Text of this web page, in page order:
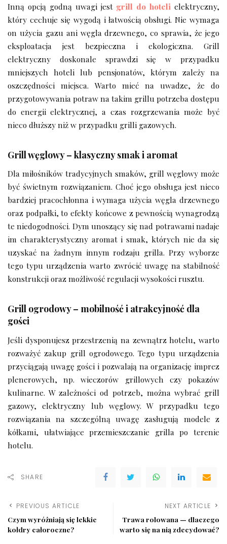
Inną opcją godną uwagi jest grill do hoteli elektryczny,
który cechuje się wygodą i łatwością obsługi. Nie wymaga
on użycia gazu ani węgla drzewnego, co sprawia, że jego
eksploatacja jest bezpieczna i ekologiczna. Grill
elektryczny doskonale sprawdzi się w przypadku
mniejszych hoteli lub pensjonatów, którym zależy na
oszczędności miejsca. Warto mieć na uwadze, że do
przygotowywania potraw na takim grillu potrzeba dostępu
do energii elektrycznej, a czas rozgrzewania może być
nieco dłuższy niż w przypadku grilli gazowych.
Grill węglowy – klasyczny smak i aromat
Dla miłośników tradycyjnych smaków, grill węglowy może
być świetnym rozwiązaniem. Choć jego obsługa jest nieco
bardziej pracochłonna i wymaga użycia węgla drzewnego
oraz podpałki, to efekty końcowe z pewnością wynagrodzą
te niedogodności. Dym unoszący się nad potrawami nadaje
im charakterystyczny aromat i smak, których nie da się
uzyskać na żadnym innym rodzaju grilla. Przy wyborze
tego typu urządzenia warto zwrócić uwagę na stabilność
konstrukcji oraz możliwość regulacji wysokości rusztu.
Grill ogrodowy – mobilność i atrakcyjność dla
gości
Jeśli dysponujesz przestrzenią na zewnątrz hotelu, warto
rozważyć zakup grill ogrodowego. Tego typu urządzenia
przyciągają uwagę gości i pozwalają na organizację imprez
plenerowych, np. wieczorów grillowych czy pokazów
kulinarne. W zależności od potrzeb, można wybrać grill
gazowy, elektryczny lub węglowy. W przypadku tego
rozwiązania na szczególną uwagę zasługują modele z
kółkami, ułatwiające przemieszczanie grilla po terenie
hotelu.
SHARE
PREVIOUS ARTICLE
Czym wyróżniają się lekkie
kołdry całoroczne?
NEXT ARTICLE
Trawa rolowana — dlaczego
warto się na nią zdecydować?